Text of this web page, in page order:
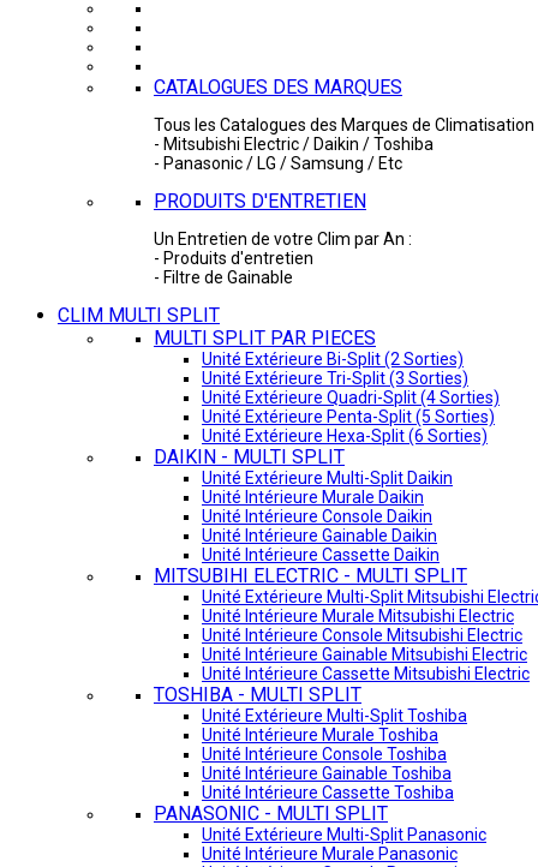
CATALOGUES DES MARQUES
Tous les Catalogues des Marques de Climatisation
- Mitsubishi Electric / Daikin / Toshiba
- Panasonic / LG / Samsung / Etc
PRODUITS D'ENTRETIEN
Un Entretien de votre Clim par An :
- Produits d'entretien
- Filtre de Gainable
CLIM MULTI SPLIT
MULTI SPLIT PAR PIECES
Unité Extérieure Bi-Split (2 Sorties)
Unité Extérieure Tri-Split (3 Sorties)
Unité Extérieure Quadri-Split (4 Sorties)
Unité Extérieure Penta-Split (5 Sorties)
Unité Extérieure Hexa-Split (6 Sorties)
DAIKIN - MULTI SPLIT
Unité Extérieure Multi-Split Daikin
Unité Intérieure Murale Daikin
Unité Intérieure Console Daikin
Unité Intérieure Gainable Daikin
Unité Intérieure Cassette Daikin
MITSUBIHI ELECTRIC - MULTI SPLIT
Unité Extérieure Multi-Split Mitsubishi
Unité Intérieure Murale Mitsubishi Electric
Unité Intérieure Console Mitsubishi Electric
Unité Intérieure Gainable Mitsubishi Electric
Unité Intérieure Cassette Mitsubishi Electric
TOSHIBA - MULTI SPLIT
Unité Extérieure Multi-Split Toshiba
Unité Intérieure Murale Toshiba
Unité Intérieure Console Toshiba
Unité Intérieure Gainable Toshiba
Unité Intérieure Cassette Toshiba
PANASONIC - MULTI SPLIT
Unité Extérieure Multi-Split Panasonic
Unité Intérieure Murale Panasonic